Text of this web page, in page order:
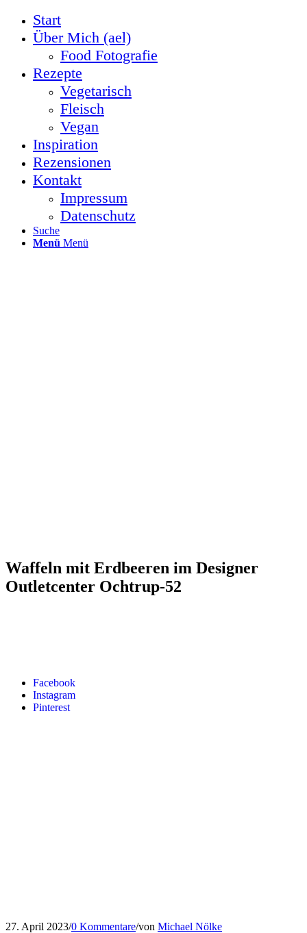
Start
Über Mich (ael)
Food Fotografie
Rezepte
Vegetarisch
Fleisch
Vegan
Inspiration
Rezensionen
Kontakt
Impressum
Datenschutz
Suche
Menü Menü
Facebook
Instagram
Pinterest
Waffeln mit Erdbeeren im Designer
Outletcenter Ochtrup-52
27. April 2023/0 Kommentare/von Michael Nölke